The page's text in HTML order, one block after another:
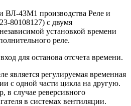
ВЛ-43М1 производства Реле и
80108127) с двумя
установкой времени
реле.
для останова отсчета времени.
является регулируемая временная
с одной части цикла на другую.
в случае реверсивного
в системах вентиляции.